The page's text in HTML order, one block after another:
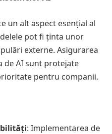
un alt aspect esențial al
pot fi ținta unor
externe. Asigurarea
de AI sunt protejate
pentru companii.
: Implementarea de